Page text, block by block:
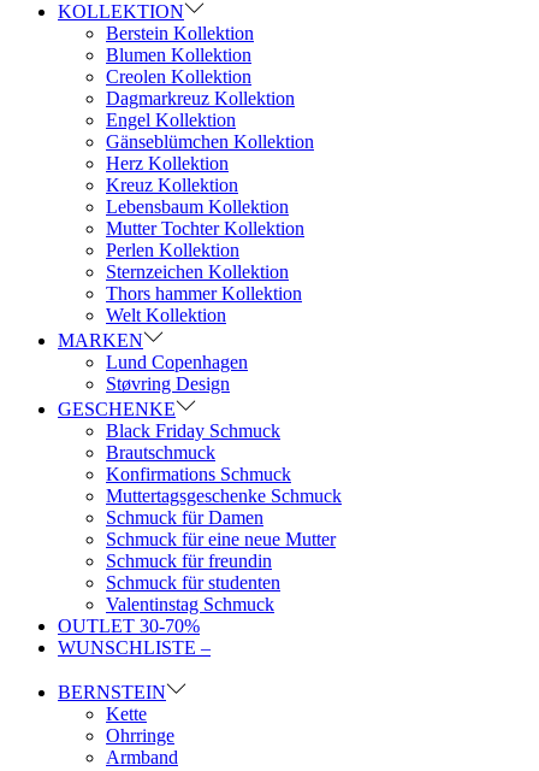
KOLLEKTION
Berstein Kollektion
Blumen Kollektion
Creolen Kollektion
Dagmarkreuz Kollektion
Engel Kollektion
Gänseblümchen Kollektion
Herz Kollektion
Kreuz Kollektion
Lebensbaum Kollektion
Mutter Tochter Kollektion
Perlen Kollektion
Sternzeichen Kollektion
Thors hammer Kollektion
Welt Kollektion
MARKEN
Lund Copenhagen
Støvring Design
GESCHENKE
Black Friday Schmuck
Brautschmuck
Konfirmations Schmuck
Muttertagsgeschenke Schmuck
Schmuck für Damen
Schmuck für eine neue Mutter
Schmuck für freundin
Schmuck für studenten
Valentinstag Schmuck
OUTLET 30-70%
WUNSCHLISTE –
BERNSTEIN
Kette
Ohrringe
Armband